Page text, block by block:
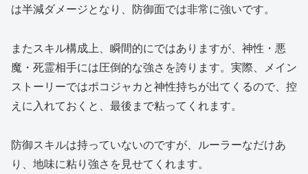
は半減ダメージとなり、防御面では非常に強いです。
またスキル構成上、瞬間的にではありますが、神性・悪
魔・死霊相手には圧倒的な強さを誇ります。実際、メイン
ストーリーではポコジャカと神性持ちが出てくるので、控
えに入れておくと、最後まで粘ってくれます。
防御スキルは持っていないのですが、ルーラーなだけあ
り、地味に粘り強さを見せてくれます。